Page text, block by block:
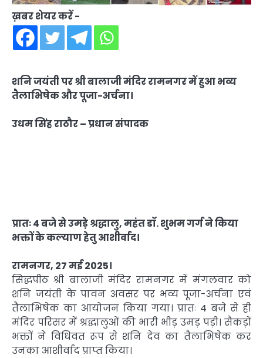
ख़बर शेयर करें -
शनि जयंती पर श्री बालाजी मंदिर रामनगर में हुआ भव्य
तैलाभिषेक और पूजा-अर्चना।
उधम सिंह राठौर – प्रधान संपादक
प्रातः 4 बजे से उमड़े श्रद्धालु, महंत डॉ. शुभम गर्ग ने किया
भक्तों के कल्याण हेतु आशीर्वाद।
रामनगर, 27 मई 2025।
सिद्धपीठ श्री बालाजी मंदिर रामनगर में मंगलवार को
शनि जयंती के पावन अवसर पर भव्य पूजा-अर्चना एवं
तैलाभिषेक का आयोजन किया गया। प्रातः 4 बजे से ही
मंदिर परिसर में श्रद्धालुओं की भारी भीड़ उमड़ पड़ी। सैकड़ों
भक्तों ने विधिवत रूप से शनि देव का तैलाभिषेक कर
उनका आशीर्वाद प्राप्त किया।